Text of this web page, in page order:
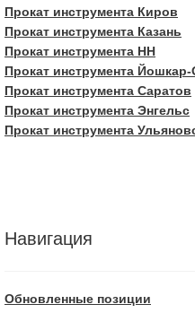
Прокат инструмента Киров
Прокат инструмента Казань
Прокат инструмента НН
Прокат инструмента
Прокат инструмента Саратов
Прокат инструмента Энгельс
Прокат инструмента
Навигация
Обновленные позиции